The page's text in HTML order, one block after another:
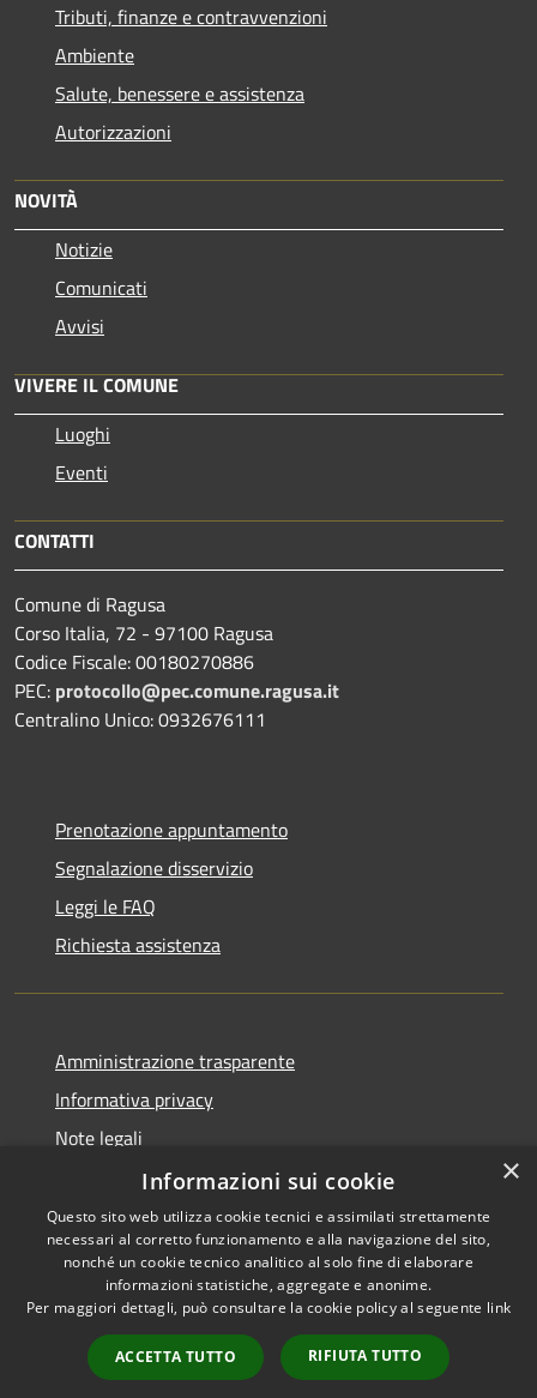
Tributi, finanze e contravvenzioni
Ambiente
Salute, benessere e assistenza
Autorizzazioni
NOVITÀ
Notizie
Comunicati
Avvisi
VIVERE IL COMUNE
Luoghi
Eventi
CONTATTI
Comune di Ragusa
Corso Italia, 72 - 97100 Ragusa
Codice Fiscale: 00180270886
PEC: protocollo@pec.comune.ragusa.it
Centralino Unico: 0932676111
Prenotazione appuntamento
Segnalazione disservizio
Leggi le FAQ
Richiesta assistenza
Amministrazione trasparente
Informativa privacy
Note legali
Dichiarazione di accessibilità
RSS
Accessibility
Copyright © 2026 • Town of
Ragusa • Powered by
Municipium•
Admin
access
×
Informazioni sui cookie
Questo sito web utilizza cookie tecnici e assimilati strettamente
necessari al corretto funzionamento e alla navigazione del sito,
nonché un cookie tecnico analitico al solo fine di elaborare
informazioni statistiche, aggregate e anonime.
Per maggiori dettagli, può consultare la cookie policy al seguente link
ACCETTA TUTTO RIFIUTA TUTTO